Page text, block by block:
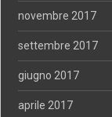
novembre 2017
settembre 2017
giugno 2017
aprile 2017